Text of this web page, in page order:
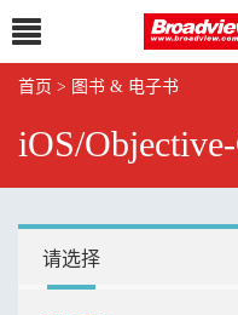
首页 > 图书 & 电子书
iOS/
请选择